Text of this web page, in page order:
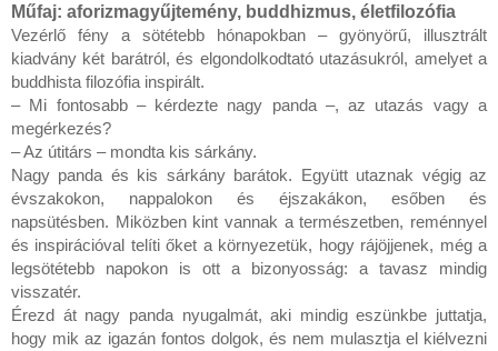
Műfaj: aforizmagyűjtemény, buddhizmus, életfilozófia
Vezérlő ​fény a sötétebb hónapokban – gyönyörű, illusztrált
kiadvány két barátról, és elgondolkodtató utazásukról, amelyet a
buddhista filozófia inspirált.
– Mi fontosabb – kérdezte nagy panda –, az utazás vagy a
megérkezés?
– Az útitárs – mondta kis sárkány.
Nagy panda és kis sárkány barátok. Együtt utaznak végig az
évszakokon, nappalokon és éjszakákon, esőben és
napsütésben. Miközben kint vannak a természetben, reménnyel
és inspirációval telíti őket a környezetük, hogy rájöjjenek, még a
legsötétebb napokon is ott a bizonyosság: a tavasz mindig
visszatér.
Érezd át nagy panda nyugalmát, aki mindig eszünkbe juttatja,
hogy mik az igazán fontos dolgok, és nem mulasztja el kiélvezni